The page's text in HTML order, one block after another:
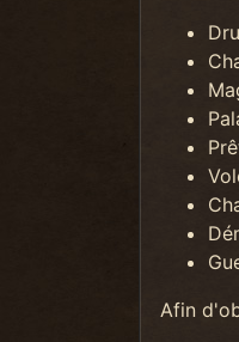
Afin